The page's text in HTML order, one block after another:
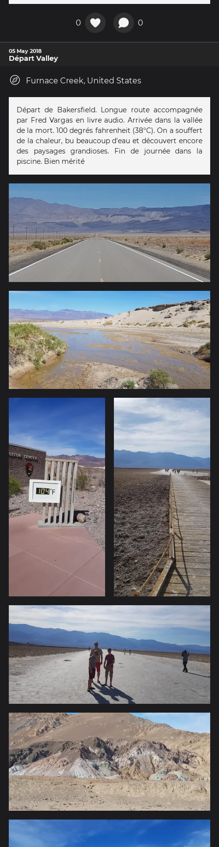
0 0
05 May 2018
Départ Valley
Furnace Creek, United States
Départ de Bakersfield. Longue route accompagnée
par Fred Vargas en livre audio. Arrivée dans la vallée
de la mort. 100 degrés fahrenheit (38°C). On a souffert
de la chaleur, bu beaucoup d'eau et découvert encore
des paysages grandioses. Fin de journée dans la
piscine. Bien mérité